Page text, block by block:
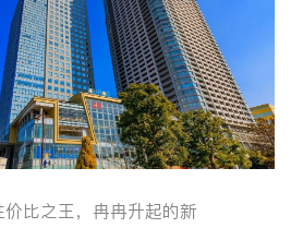
价比之王，冉冉升起的新